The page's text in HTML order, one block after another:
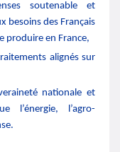
soutenable et
besoins des Français
produire en France,
alignés sur
nationale et
l’énergie, l’agro-